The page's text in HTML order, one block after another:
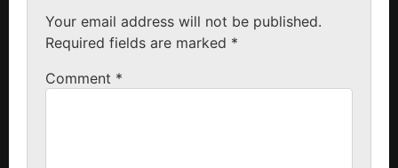
Your email address will not be published.
Required fields are marked *
Comment *